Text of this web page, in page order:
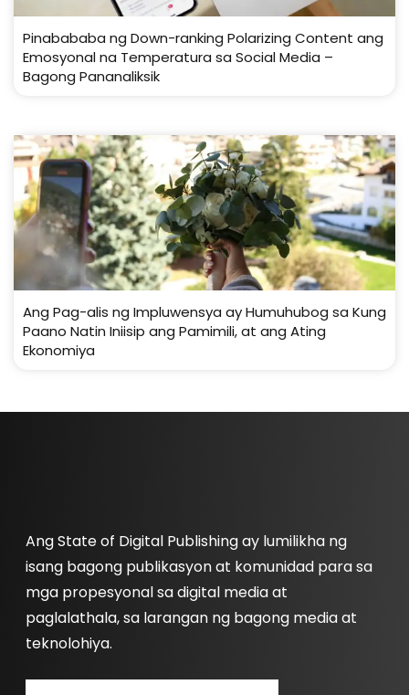
Pinabababa ng Down-ranking Polarizing Content ang
Emosyonal na Temperatura sa Social Media –
Bagong Pananaliksik
Ang Pag-alis ng Impluwensya ay Humuhubog sa Kung
Paano Natin Iniisip ang Pamimili, at ang Ating
Ekonomiya
Ang State of Digital Publishing ay lumilikha ng
isang bagong publikasyon at komunidad para sa
mga propesyonal sa digital media at
paglalathala, sa larangan ng bagong media at
teknolohiya.